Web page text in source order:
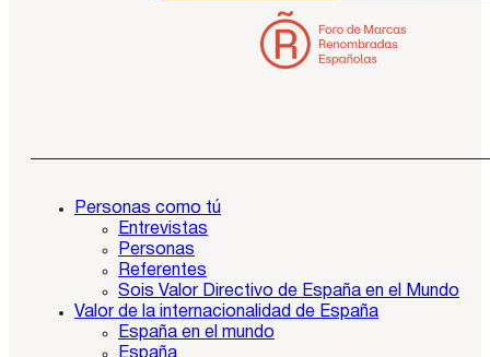
Personas como tú
Entrevistas
Personas
Referentes
Sois Valor Directivo de España en el Mundo
Valor de la internacionalidad de España
España en el mundo
España